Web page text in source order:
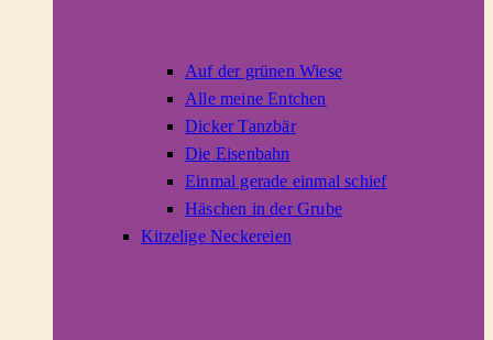
Auf der grünen Wiese
Alle meine Entchen
Dicker Tanzbär
Die Eisenbahn
Einmal gerade einmal schief
Häschen in der Grube
Kitzelige Neckereien